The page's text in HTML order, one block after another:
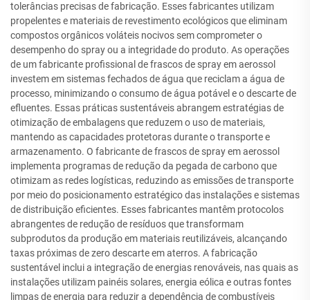
tolerâncias precisas de fabricação. Esses fabricantes utilizam
propelentes e materiais de revestimento ecológicos que eliminam
compostos orgânicos voláteis nocivos sem comprometer o
desempenho do spray ou a integridade do produto. As operações
de um fabricante profissional de frascos de spray em aerossol
investem em sistemas fechados de água que reciclam a água de
processo, minimizando o consumo de água potável e o descarte de
efluentes. Essas práticas sustentáveis abrangem estratégias de
otimização de embalagens que reduzem o uso de materiais,
mantendo as capacidades protetoras durante o transporte e
armazenamento. O fabricante de frascos de spray em aerossol
implementa programas de redução da pegada de carbono que
otimizam as redes logísticas, reduzindo as emissões de transporte
por meio do posicionamento estratégico das instalações e sistemas
de distribuição eficientes. Esses fabricantes mantêm protocolos
abrangentes de redução de resíduos que transformam
subprodutos da produção em materiais reutilizáveis, alcançando
taxas próximas de zero descarte em aterros. A fabricação
sustentável inclui a integração de energias renováveis, nas quais as
instalações utilizam painéis solares, energia eólica e outras fontes
limpas de energia para reduzir a dependência de combustíveis